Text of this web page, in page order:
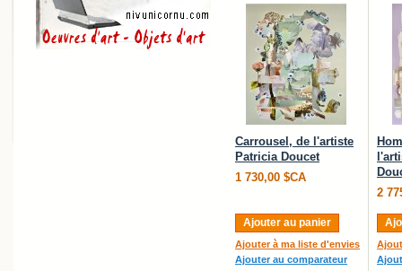
Carrousel, de l'artiste
Patricia Doucet
1 730,00 $CA
Ajouter au panier
Ajouter à ma liste d'envies
Ajouter au comparateur
2